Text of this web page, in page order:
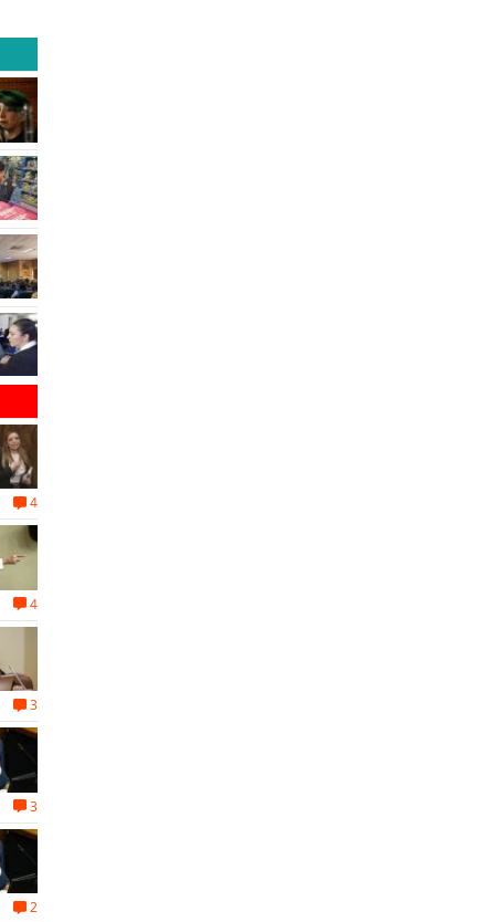
4
4
3
3
2